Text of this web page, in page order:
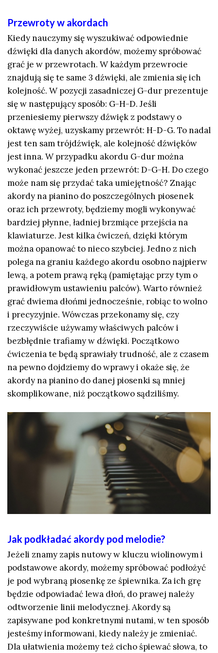
Przewroty w akordach
Kiedy nauczymy się wyszukiwać odpowiednie
dźwięki dla danych akordów, możemy spróbować
grać je w przewrotach. W każdym przewrocie
znajdują się te same 3 dźwięki, ale zmienia się ich
kolejność. W pozycji zasadniczej G-dur prezentuje
się w następujący sposób: G-H-D. Jeśli
przeniesiemy pierwszy dźwięk z podstawy o
oktawę wyżej, uzyskamy przewrót: H-D-G. To nadal
jest ten sam trójdźwięk, ale kolejność dźwięków
jest inna. W przypadku akordu G-dur można
wykonać jeszcze jeden przewrót: D-G-H. Do czego
może nam się przydać taka umiejętność? Znając
akordy na pianino do poszczególnych piosenek
oraz ich przewroty, będziemy mogli wykonywać
bardziej płynne, ładniej brzmiące przejścia na
klawiaturze. Jest kilka ćwiczeń, dzięki którym
można opanować to nieco szybciej. Jedno z nich
polega na graniu każdego akordu osobno najpierw
lewą, a potem prawą ręką (pamiętając przy tym o
prawidłowym ustawieniu palców). Warto również
grać dwiema dłońmi jednocześnie, robiąc to wolno
i precyzyjnie. Wówczas przekonamy się, czy
rzeczywiście używamy właściwych palców i
bezbłędnie trafiamy w dźwięki. Początkowo
ćwiczenia te będą sprawiały trudność, ale z czasem
na pewno dojdziemy do wprawy i okaże się, że
akordy na pianino do danej piosenki są mniej
skomplikowane, niż początkowo sądziliśmy.
Jak podkładać akordy pod melodie?
Jeżeli znamy zapis nutowy w kluczu wiolinowym i
podstawowe akordy, możemy spróbować podłożyć
je pod wybraną piosenkę ze śpiewnika. Za ich grę
będzie odpowiadać lewa dłoń, do prawej należy
odtworzenie linii melodycznej. Akordy są
zapisywane pod konkretnymi nutami, w ten sposób
jesteśmy informowani, kiedy należy je zmieniać.
Dla ułatwienia możemy też cicho śpiewać słowa, to